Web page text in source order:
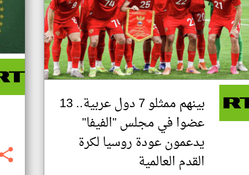
بينهم ممثلو 7 دول عربية.. 13
عضوا في مجلس "الفيفا"
يدعمون عودة روسيا لكرة
القدم العالمية